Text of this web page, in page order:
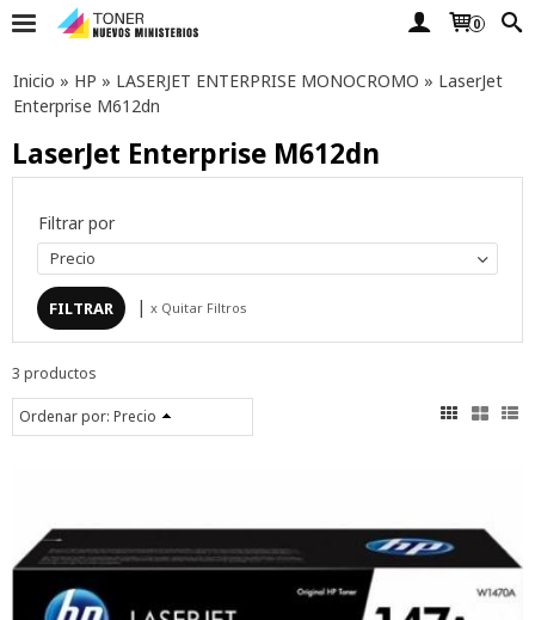
0
Inicio » HP » LASERJET ENTERPRISE MONOCROMO » LaserJet
Enterprise M612dn
LaserJet Enterprise M612dn
Filtrar por
Precio
| x Quitar Filtros
3 productos
Ordenar por: Precio